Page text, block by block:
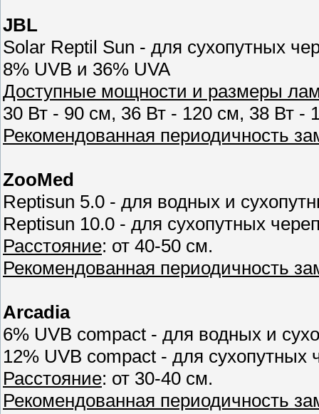
JBL
Solar Reptil Sun - для сухопутных
8% UVB и 36% UVA
Доступные мощности и размеры
30 Вт - 90 см, 36 Вт - 120 см, 38 Вт -
Рекомендованная периодичность
ZooMed
Reptisun 5.0 - для водных и
Reptisun 10.0 - для сухопутных
Расстояние: от 40-50 см.
Рекомендованная периодичность
Arcadia
6% UVB compact - для водных и
12% UVB compact - для сухопутных
Расстояние: от 30-40 см.
Рекомендованная периодичность